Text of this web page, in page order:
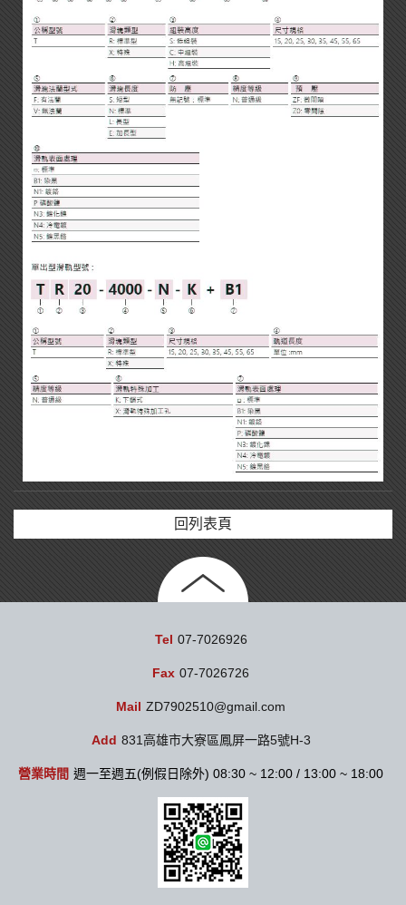
回列表頁
Tel 07-7026926
Fax 07-7026726
Mail ZD7902510@gmail.com
Add 831高雄市大寮區鳳屏一路5號H-3
營業時間 週一至週五(例假日除外) 08:30 ~ 12:00 / 13:00 ~ 18:00